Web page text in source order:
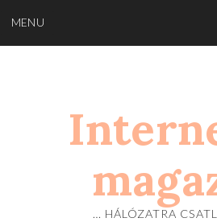
to
MENU
… HÁLÓZATRA